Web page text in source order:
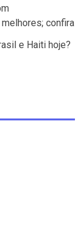
confira
e Haiti hoje?